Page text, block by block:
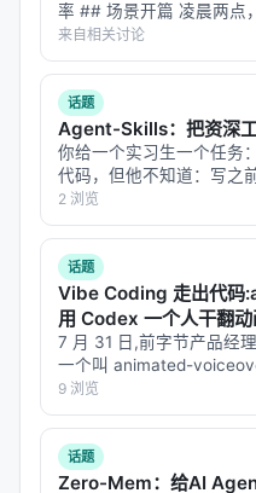
第三，论文提到了一个
了终端分布的条件高斯
可能是非高斯的——双峰
化了协方差参数化，但
能力。
但总体而言，这是一个
定性量化当作训练后的附
经网络的架构中。那个
在 2026 年被用来加速
---
参考文献
1. Hidajat, K. (2026).
Operators: Learning
Doob-Meyer
率 ## 场景开篇 凌晨两点
VIX 指数突然从 15 跳到
下来会发生什么：市场
的随机游走变…
来自相关讨论
话题
Agent-Skills：把资深
你给一个实习生一个任务
代码，但他不知道：写之
片，每片都要有测试，合
要查性能。这些不是"编
工程师和实习生的差别，
2 浏览
话题
Vibe Coding 走出代
用 Codex 一个人干翻
7 月 31 日,前字节产品经
一个叫 animated-
(`s1dashu/animated-
变成了一条端到端的…
9 浏览
话题
Zero-Mem：给AI